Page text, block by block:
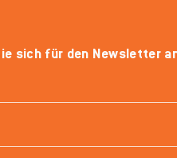
sich für den Newsletter